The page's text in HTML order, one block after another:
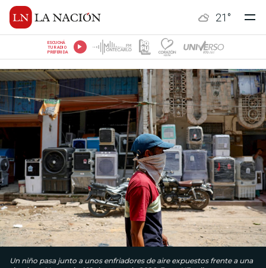
21 °
ESCUCHÁ
TU RADIO
PREFERIDA
Un niño pasa junto a unos enfriadores de aire expuestos frente a una